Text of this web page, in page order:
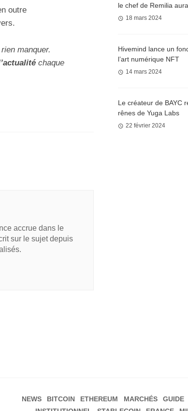
outre
manquer.
chaque
accrue dans le
sur le sujet depuis
le chef de Remilia
18 mars 2024
Hivemind lance un
l’art numérique NFT
14 mars 2024
Le créateur de BAYC
rênes de Yuga Labs
22 février 2024
NEWS BITCOIN ETHEREUM MARCHÉS GUIDE